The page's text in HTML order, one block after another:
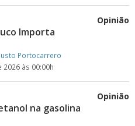
Opinião
Importa
Portocarrero
às 00:00h
Opinião
na gasolina